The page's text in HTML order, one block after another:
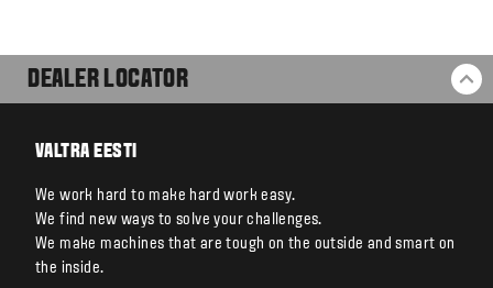
DEALER LOCATOR
VALTRA EESTI
We work hard to make hard work easy.
We find new ways to solve your challenges.
We make machines that are tough on the outside and smart on
the inside.